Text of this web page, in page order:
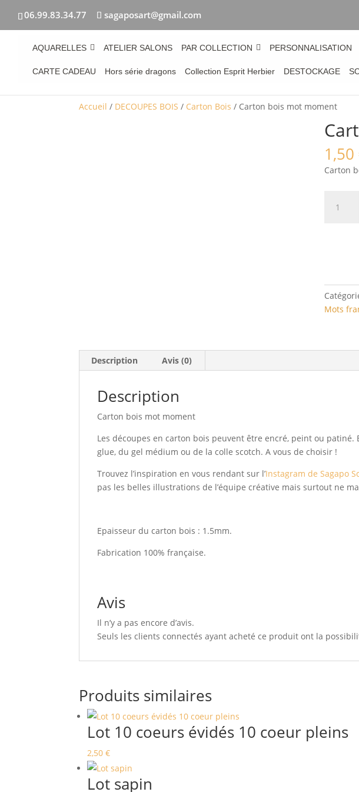
06.99.83.34.77 sagaposart@gmail.com
AQUARELLES ATELIER SALONS PAR COLLECTION PERSONNALISATION
CARTE CADEAU Hors série dragons Collection Esprit Herbier DESTOCKAGE
Accueil / DECOUPES BOIS / Carton Bois / Carton bois mot moment
1,50
Carton
Mots
Description Avis (0)
Description
Carton bois mot moment
Les découpes en carton bois peuvent être encré, peint ou patiné.
glue, du gel médium ou de la colle scotch. A vous de choisir !
Trouvez l’inspiration en vous rendant sur l’Instagram de Sagapo
pas les belles illustrations de l’équipe créative mais surtout ne
Epaisseur du carton bois : 1.5mm.
Fabrication 100% française.
Avis
Il n’y a pas encore d’avis.
Seuls les clients connectés ayant acheté ce produit ont la
Produits similaires
Lot 10 coeurs évidés 10 coeur pleins
2,50€
Lot sapin